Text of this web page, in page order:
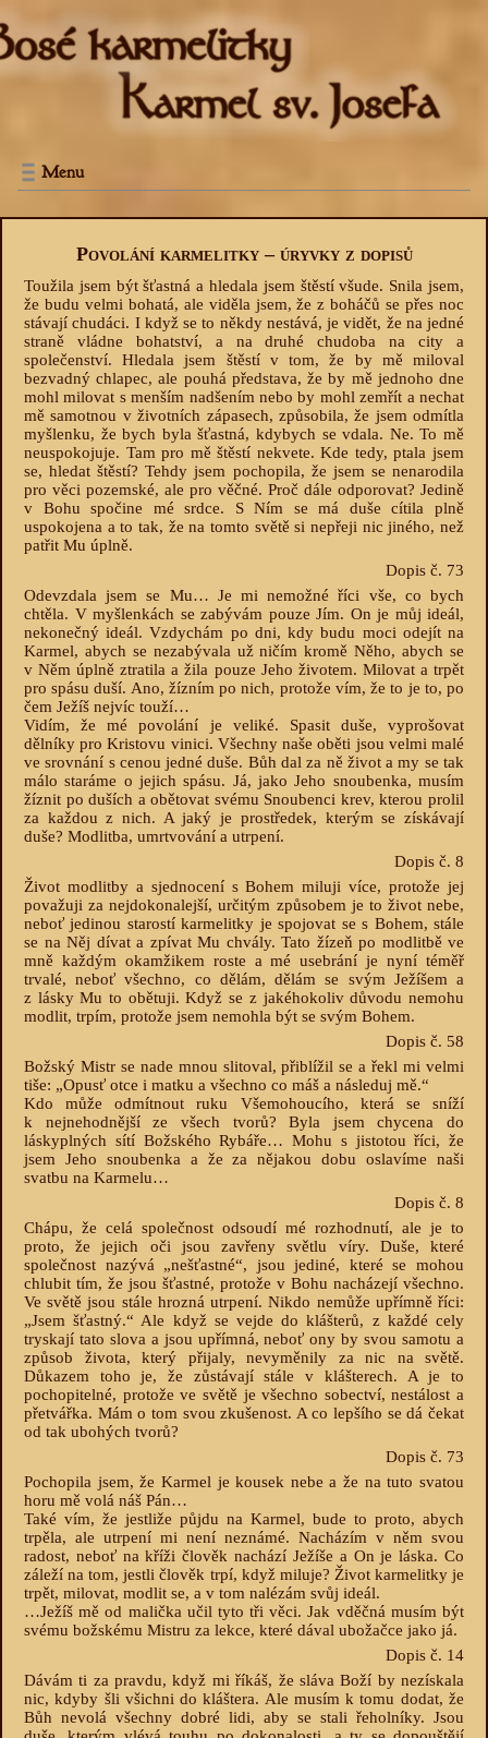
Menu
Povolání karmelitky – úryvky z dopisů
Toužila jsem být šťastná a hledala jsem štěstí všude. Snila jsem,
že budu velmi bohatá, ale viděla jsem, že z boháčů se přes noc
stávají chudáci. I když se to někdy nestává, je vidět, že na jedné
straně vládne bohatství, a na druhé chudoba na city a
společenství. Hledala jsem štěstí v tom, že by mě miloval
bezvadný chlapec, ale pouhá představa, že by mě jednoho dne
mohl milovat s menším nadšením nebo by mohl zemřít a nechat
mě samotnou v životních zápasech, způsobila, že jsem odmítla
myšlenku, že bych byla šťastná, kdybych se vdala. Ne. To mě
neuspokojuje. Tam pro mě štěstí nekvete. Kde tedy, ptala jsem
se, hledat štěstí? Tehdy jsem pochopila, že jsem se nenarodila
pro věci pozemské, ale pro věčné. Proč dále odporovat? Jedině
v Bohu spočine mé srdce. S Ním se má duše cítila plně
uspokojena a to tak, že na tomto světě si nepřeji nic jiného, než
patřit Mu úplně.
Dopis č. 73
Odevzdala jsem se Mu… Je mi nemožné říci vše, co bych
chtěla. V myšlenkách se zabývám pouze Jím. On je můj ideál,
nekonečný ideál. Vzdychám po dni, kdy budu moci odejít na
Karmel, abych se nezabývala už ničím kromě Něho, abych se
v Něm úplně ztratila a žila pouze Jeho životem. Milovat a trpět
pro spásu duší. Ano, žízním po nich, protože vím, že to je to, po
čem Ježíš nejvíc touží…
Vidím, že mé povolání je veliké. Spasit duše, vyprošovat
dělníky pro Kristovu vinici. Všechny naše oběti jsou velmi malé
ve srovnání s cenou jedné duše. Bůh dal za ně život a my se tak
málo staráme o jejich spásu. Já, jako Jeho snoubenka, musím
žíznit po duších a obětovat svému Snoubenci krev, kterou prolil
za každou z nich. A jaký je prostředek, kterým se získávají
duše? Modlitba, umrtvování a utrpení.
Dopis č. 8
Život modlitby a sjednocení s Bohem miluji více, protože jej
považuji za nejdokonalejší, určitým způsobem je to život nebe,
neboť jedinou starostí karmelitky je spojovat se s Bohem, stále
se na Něj dívat a zpívat Mu chvály. Tato žízeň po modlitbě ve
mně každým okamžikem roste a mé usebrání je nyní téměř
trvalé, neboť všechno, co dělám, dělám se svým Ježíšem a
z lásky Mu to obětuji. Když se z jakéhokoliv důvodu nemohu
modlit, trpím, protože jsem nemohla být se svým Bohem.
Dopis č. 58
Božský Mistr se nade mnou slitoval, přiblížil se a řekl mi velmi
tiše: „Opusť otce i matku a všechno co máš a následuj mě.“
Kdo může odmítnout ruku Všemohoucího, která se sníží
k nejnehodnější ze všech tvorů? Byla jsem chycena do
láskyplných sítí Božského Rybáře… Mohu s jistotou říci, že
jsem Jeho snoubenka a že za nějakou dobu oslavíme naši
svatbu na Karmelu…
Dopis č. 8
Chápu, že celá společnost odsoudí mé rozhodnutí, ale je to
proto, že jejich oči jsou zavřeny světlu víry. Duše, které
společnost nazývá „nešťastné“, jsou jediné, které se mohou
chlubit tím, že jsou šťastné, protože v Bohu nacházejí všechno.
Ve světě jsou stále hrozná utrpení. Nikdo nemůže upřímně říci:
„Jsem šťastný.“ Ale když se vejde do klášterů, z každé cely
tryskají tato slova a jsou upřímná, neboť ony by svou samotu a
způsob života, který přijaly, nevyměnily za nic na světě.
Důkazem toho je, že zůstávají stále v klášterech. A je to
pochopitelné, protože ve světě je všechno sobectví, nestálost a
přetvářka. Mám o tom svou zkušenost. A co lepšího se dá čekat
od tak ubohých tvorů?
Dopis č. 73
Pochopila jsem, že Karmel je kousek nebe a že na tuto svatou
horu mě volá náš Pán…
Také vím, že jestliže půjdu na Karmel, bude to proto, abych
trpěla, ale utrpení mi není neznámé. Nacházím v něm svou
radost, neboť na kříži člověk nachází Ježíše a On je láska. Co
záleží na tom, jestli člověk trpí, když miluje? Život karmelitky je
trpět, milovat, modlit se, a v tom nalézám svůj ideál.
…Ježíš mě od malička učil tyto tři věci. Jak vděčná musím být
svému božskému Mistru za lekce, které dával ubožačce jako já.
Dopis č. 14
Dávám ti za pravdu, když mi říkáš, že sláva Boží by nezískala
nic, kdyby šli všichni do kláštera. Ale musím k tomu dodat, že
Bůh nevolá všechny dobré lidi, aby se stali řeholníky. Jsou